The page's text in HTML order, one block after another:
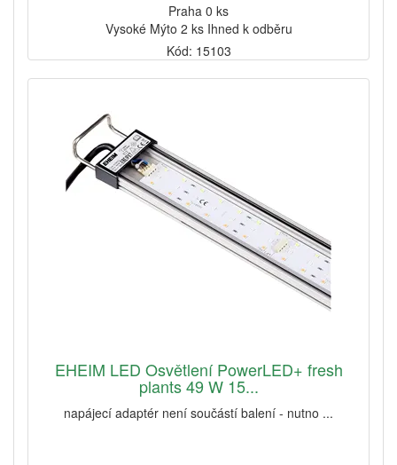
Praha 0 ks
Vysoké Mýto 2 ks Ihned k odběru
Kód: 15103
EHEIM LED Osvětlení PowerLED+ fresh
plants 49 W 15...
napájecí adaptér není součástí balení - nutno ...